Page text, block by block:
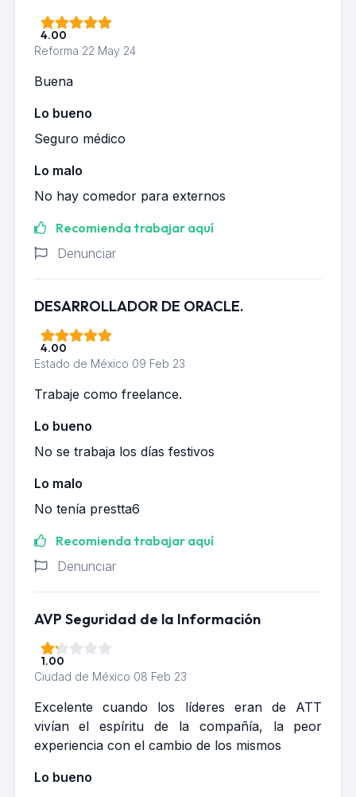
4.00
Reforma 22 May 24
Buena
Lo bueno
Seguro médico
Lo malo
No hay comedor para externos
Recomienda trabajar aquí
Denunciar
DESARROLLADOR DE ORACLE.
4.00
Estado de México 09 Feb 23
Trabaje como freelance.
Lo bueno
No se trabaja los días festivos
Lo malo
No tenía prestta6
Recomienda trabajar aquí
Denunciar
AVP Seguridad de la Información
1.00
Ciudad de México 08 Feb 23
Excelente cuando los líderes eran de ATT
vivían el espíritu de la compañía, la peor
experiencia con el cambio de los mismos
Lo bueno